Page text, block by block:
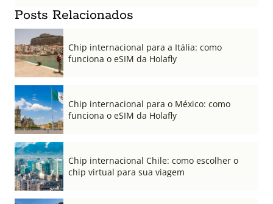
Posts Relacionados
Chip internacional para a Itália: como
funciona o eSIM da Holafly
Chip internacional para o México: como
funciona o eSIM da Holafly
Chip internacional Chile: como escolher o
chip virtual para sua viagem